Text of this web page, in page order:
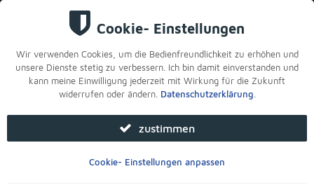
Sie sind hier:Startseite>Für Ihre Filiale>Roll-ups & Displays>
Roll-Up Display 85 x 200 cm bedruckt, Motiv: Weihnachtskarpfen